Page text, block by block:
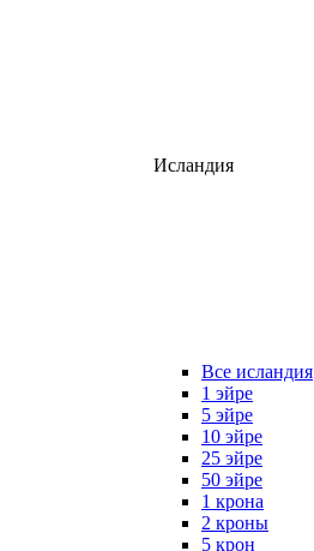
Исландия
Все исландия
1 эйре
5 эйре
10 эйре
25 эйре
50 эйре
1 крона
2 кроны
5 крон